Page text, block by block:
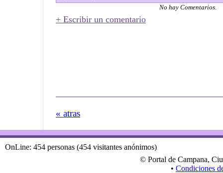
No hay Comentarios.
+ Escribir un comentario
« atras
OnLine: 454 personas (454 visitantes anónimos)
© Portal de Campana,
• Condiciones